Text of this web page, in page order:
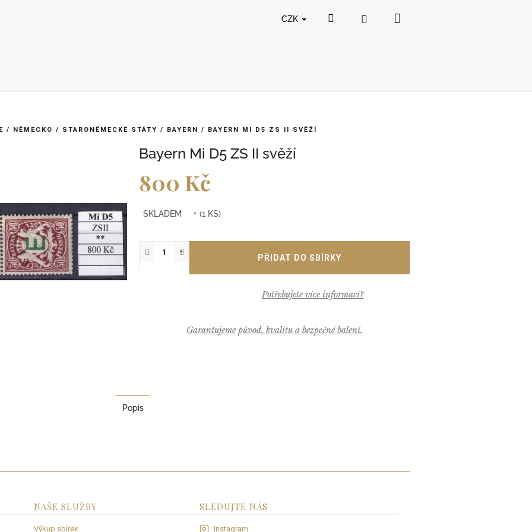
CZK Hledat Přihlášení
/ NĚMECKO / STARONĚMECKÉ STÁTY / BAYERN / BAYERN MI D5 ZS II SVĚŽÍ
Bayern Mi D5 ZS II svěží
800 Kč
cena:
SKLADEM (1 KS)
+
−
Garantujeme původ, kvalitu a bezpečné balení.
Popis
NAŠE SLUŽBY
Výkup sbírek
SLEDUJTE NÁS
Instagram